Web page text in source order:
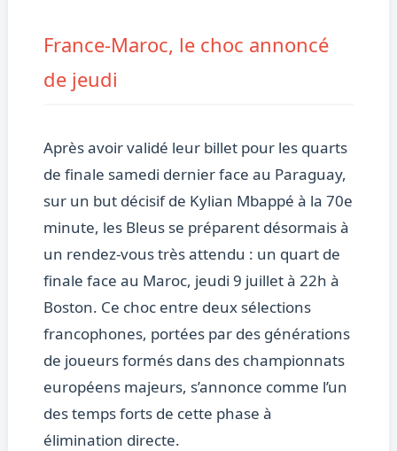
France-Maroc, le choc annoncé
de jeudi
Après avoir validé leur billet pour les quarts
de finale samedi dernier face au Paraguay,
sur un but décisif de Kylian Mbappé à la 70e
minute, les Bleus se préparent désormais à
un rendez-vous très attendu : un quart de
finale face au Maroc, jeudi 9 juillet à 22h à
Boston. Ce choc entre deux sélections
francophones, portées par des générations
de joueurs formés dans des championnats
européens majeurs, s’annonce comme l’un
des temps forts de cette phase à
élimination directe.